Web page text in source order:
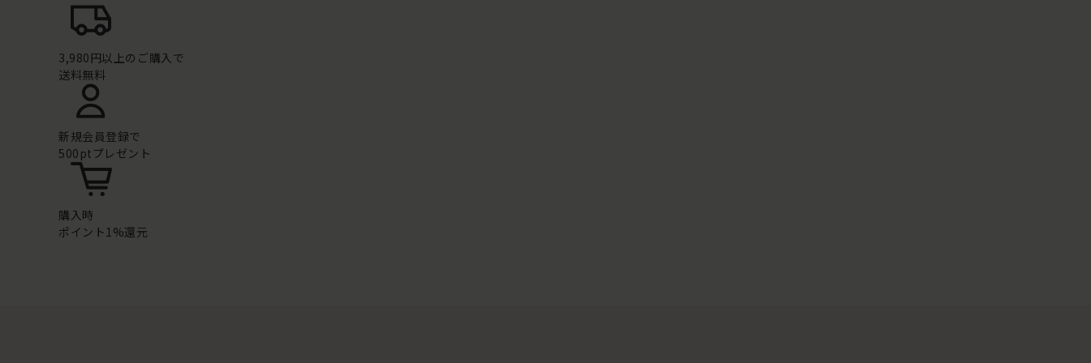
3,980円以上のご購入で
送料無料
新規会員登録で
500ptプレゼント
購入時
ポイント1%還元